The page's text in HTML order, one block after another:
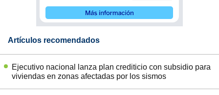
Artículos recomendados
Ejecutivo nacional lanza plan crediticio con subsidio para
viviendas en zonas afectadas por los sismos